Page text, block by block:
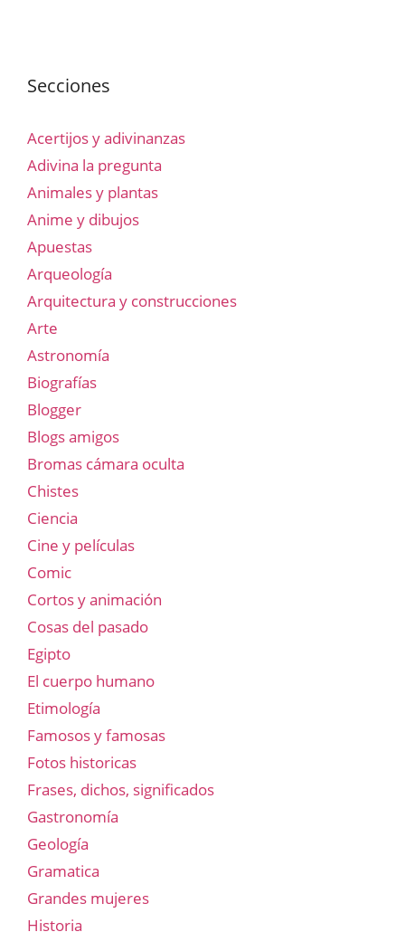
Secciones
Acertijos y adivinanzas
Adivina la pregunta
Animales y plantas
Anime y dibujos
Apuestas
Arqueología
Arquitectura y construcciones
Arte
Astronomía
Biografías
Blogger
Blogs amigos
Bromas cámara oculta
Chistes
Ciencia
Cine y películas
Comic
Cortos y animación
Cosas del pasado
Egipto
El cuerpo humano
Etimología
Famosos y famosas
Fotos historicas
Frases, dichos, significados
Gastronomía
Geología
Gramatica
Grandes mujeres
Historia